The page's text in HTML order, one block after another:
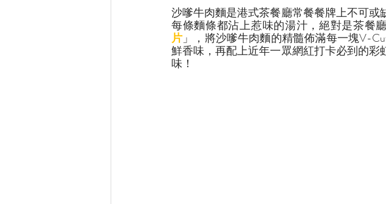
沙嗲牛肉麵是港式茶餐廳常餐餐牌上不可或
每條麵條都沾上惹味的湯汁，絕對是茶餐
片」，將沙嗲牛肉麵的精髓佈滿每一塊V-
鮮香味，再配上近年一眾網紅打卡必到的
味！